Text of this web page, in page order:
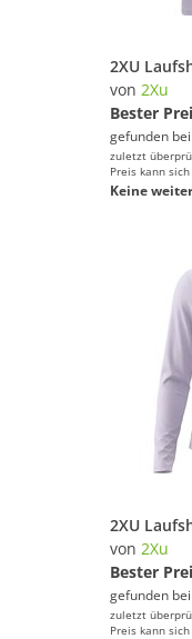
von 2Xu
Bester
gefunden bei
zuletzt
Preis kann
Keine
von 2Xu
Bester
gefunden bei
zuletzt
Preis kann